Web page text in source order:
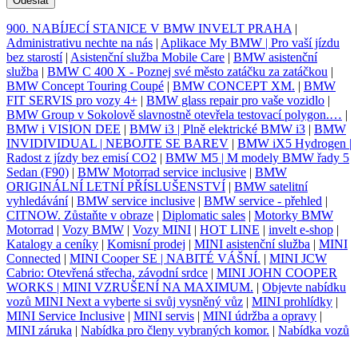
900. NABÍJECÍ STANICE V BMW INVELT PRAHA |
Administrativu nechte na nás | Aplikace My BMW | Pro vaší jízdu
bez starostí| Asistenční služba Mobile Care | BMW asistenční
služba | BMW C 400 X - Poznej své město zatáčku za zatáčkou |
BMW Concept Touring Coupé | BMW CONCEPT XM. | BMW
FIT SERVIS pro vozy 4+ | BMW glass repair pro vaše vozidlo |
BMW Group v Sokolově slavnostně otevřela testovací polygon.… |
BMW i VISION DEE | BMW i3 | Plně elektrické BMW i3 | BMW
INVIDIVIDUAL | NEBOJTE SE BAREV | BMW iX5 Hydrogen |
Radost z jízdy bez emisí CO2 | BMW M5 | M modely BMW řady 5
Sedan (F90) | BMW Motorrad service inclusive | BMW
ORIGINÁLNÍ LETNÍ PŘÍSLUŠENSTVÍ | BMW satelitní
vyhledávání| BMW service inclusive | BMW service - přehled |
CITNOW. Zůstaňte v obraze | Diplomatic sales | Motorky BMW
Motorrad | Vozy BMW | Vozy MINI | HOT LINE | invelt e-shop |
Katalogy a ceníky | Komisní prodej | MINI asistenční služba | MINI
Connected | MINI Cooper SE | NABITÉ VÁŠNÍ. | MINI JCW
Cabrio: Otevřená střecha, závodní srdce | MINI JOHN COOPER
WORKS | MINI VZRUŠENÍ NA MAXIMUM. | Objevte nabídku
vozů MINI Next a vyberte si svůj vysněný vůz | MINI prohlídky |
MINI Service Inclusive | MINI servis | MINI údržba a opravy |
MINI záruka | Nabídka pro členy vybraných komor. | Nabídka vozů